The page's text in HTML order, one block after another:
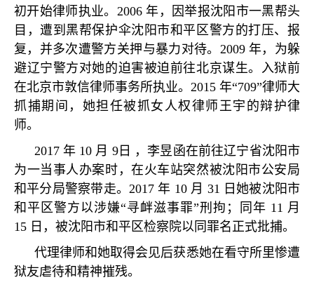
初开始律师执业。 2006年，因举报沈阳市一黑帮头
目，遭到黑帮保护伞沈阳市和平区警方的打压、报
复，并多次遭警方关押与暴力对待。 2009 年，为躲
避辽宁警方对她的迫害被迫前往北京谋生。入狱前
在北京市敦信律师事务所执业。 2015 年“709”律师大
抓捕期间，她担任被抓女人权律师王宇的辩护律
师。
2017 年 10 月 9日 ，李昱函在前往辽宁省沈阳市
为一当事人办案时，在火车站突然被沈阳市公安局
和平分局警察带走。2017年 10 月 31 日她被沈阳市
和平区警方以涉嫌“寻衅滋事罪”刑拘；同年 11 月
15 日，被沈阳市和平区检察院以同罪名正式批捕。
代理律师和她取得会见后获悉她在看守所里惨遭
狱友虐待和精神摧残。